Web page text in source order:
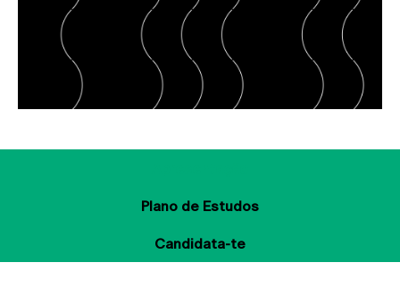
Plano de Estudos
Candidata-te